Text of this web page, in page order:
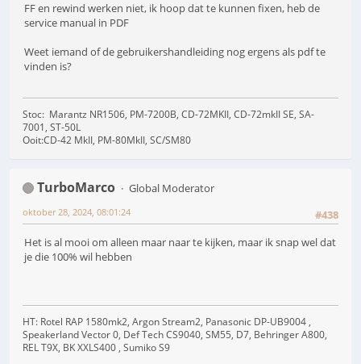
FF en rewind werken niet, ik hoop dat te kunnen fixen, heb de
service manual in PDF
Weet iemand of de gebruikershandleiding nog ergens als pdf te
vinden is?
Stoc: Marantz NR1506, PM-7200B, CD-72MKII, CD-72mkII SE, SA-
7001, ST-50L
Ooit:CD-42 MkII, PM-80MkII, SC/SM80
TurboMarco
Global Moderator
#438
oktober 28, 2024, 08:01:24
Het is al mooi om alleen maar naar te kijken, maar ik snap wel dat
je die 100% wil hebben
HT: Rotel RAP 1580mk2, Argon Stream2, Panasonic DP-UB9004 ,
Speakerland Vector 0, Def Tech CS9040, SM55, D7, Behringer A800,
REL T9X, BK XXLS400 , Sumiko S9